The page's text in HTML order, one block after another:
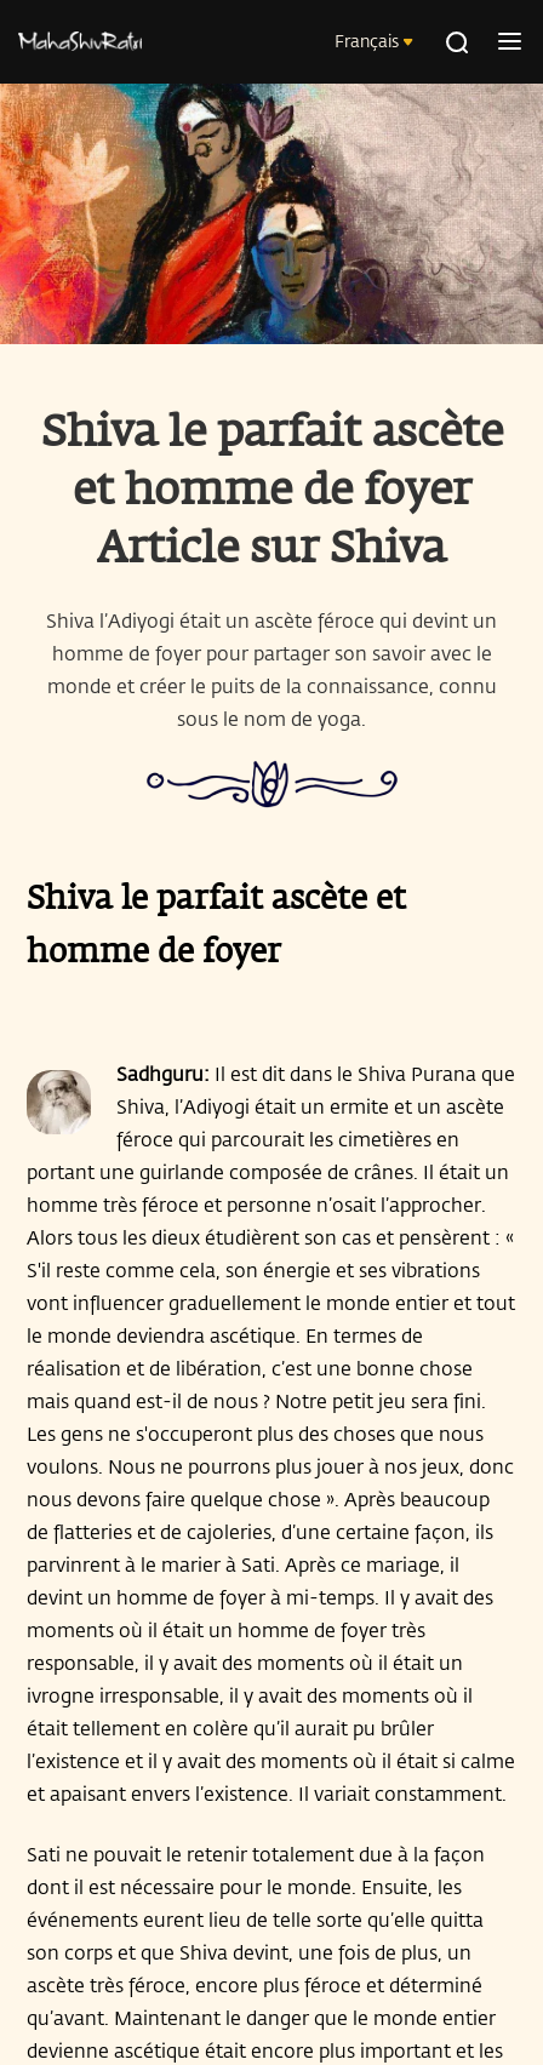
Français
Shiva le parfait ascète
et homme de foyer
Article sur Shiva
Shiva l’Adiyogi était un ascète féroce qui devint un
homme de foyer pour partager son savoir avec le
monde et créer le puits de la connaissance, connu
sous le nom de yoga.
Shiva le parfait ascète et
homme de foyer
Sadhguru: Il est dit dans le Shiva Purana que
Shiva, l’Adiyogi était un ermite et un ascète
féroce qui parcourait les cimetières en
portant une guirlande composée de crânes. Il était un
homme très féroce et personne n’osait l’approcher.
Alors tous les dieux étudièrent son cas et pensèrent : «
S'il reste comme cela, son énergie et ses vibrations
vont influencer graduellement le monde entier et tout
le monde deviendra ascétique. En termes de
réalisation et de libération, c’est une bonne chose
mais quand est-il de nous ? Notre petit jeu sera fini.
Les gens ne s'occuperont plus des choses que nous
voulons. Nous ne pourrons plus jouer à nos jeux, donc
nous devons faire quelque chose ». Après beaucoup
de flatteries et de cajoleries, d’une certaine façon, ils
parvinrent à le marier à Sati. Après ce mariage, il
devint un homme de foyer à mi-temps. Il y avait des
moments où il était un homme de foyer très
responsable, il y avait des moments où il était un
ivrogne irresponsable, il y avait des moments où il
était tellement en colère qu’il aurait pu brûler
l’existence et il y avait des moments où il était si calme
et apaisant envers l’existence. Il variait constamment.
Sati ne pouvait le retenir totalement due à la façon
dont il est nécessaire pour le monde. Ensuite, les
événements eurent lieu de telle sorte qu’elle quitta
son corps et que Shiva devint, une fois de plus, un
ascète très féroce, encore plus féroce et déterminé
qu’avant. Maintenant le danger que le monde entier
devienne ascétique était encore plus important et les